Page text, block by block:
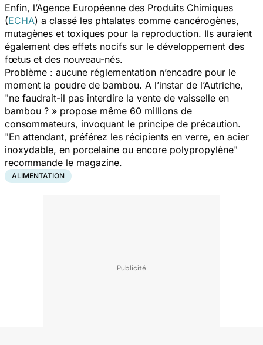
Enfin, l’Agence Européenne des Produits Chimiques
(ECHA) a classé les phtalates comme cancérogènes,
mutagènes et toxiques pour la reproduction. Ils auraient
également des effets nocifs sur le développement des
fœtus et des nouveau-nés.
Problème : aucune réglementation n’encadre pour le
moment la poudre de bambou. A l’instar de l’Autriche,
"ne faudrait-il pas interdire la vente de vaisselle en
bambou ? » propose même 60 millions de
consommateurs, invoquant le principe de précaution.
"En attendant, préférez les récipients en verre, en acier
inoxydable, en porcelaine ou encore polypropylène"
recommande le magazine.
ALIMENTATION